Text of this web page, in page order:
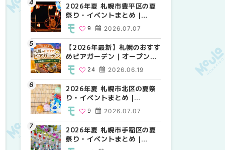
2026年夏 札幌市豊平区の夏
祭り・イベントまとめ |
MouLa HOKKAIDO
2026.07.07
9
【2026年最新】札幌のおすす
めビアガーデン｜オープン日
順に徹底紹介！大通公園から
穴場テラスまで | MouLa
HOKKAIDO
2026.06.19
24
2026年夏 札幌市北区の夏祭
り・イベントまとめ |
MouLa HOKKAIDO
2026.07.07
9
2026年夏 札幌市手稲区の夏
祭り・イベントまとめ |
MouLa HOKKAIDO
2026年夏 札幌市手稲区の夏
祭り・イベントまとめ |
10
2026年夏 札幌市北区の夏祭
り・イベントまとめ |
9
2026年夏 札幌市清田区の夏
祭り・イベントまとめ |
6
2026年夏 札幌市豊平区の夏
祭り・イベントまとめ |
2026年夏 札幌市西区の夏祭
り・イベントまとめ |
12
2026年夏 札幌市手稲区の夏
祭り・イベントまとめ |
10
2026年夏 札幌市清田区の夏
祭り・イベントまとめ |
6
札幌の麻辣湯（マーラータ
ン）おすすめ専門店6選！本